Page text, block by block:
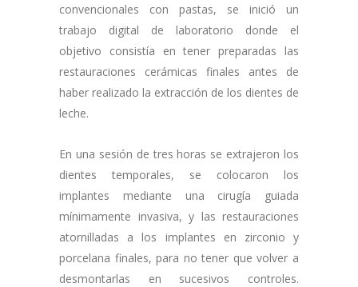
convencionales con pastas, se inició un
trabajo digital de laboratorio donde el
objetivo consistía en tener preparadas las
restauraciones cerámicas finales antes de
haber realizado la extracción de los dientes de
leche.
En una sesión de tres horas se extrajeron los
dientes temporales, se colocaron los
implantes mediante una cirugía guiada
mínimamente invasiva, y las restauraciones
atornilladas a los implantes en zirconio y
porcelana finales, para no tener que volver a
desmontarlas en sucesivos controles.